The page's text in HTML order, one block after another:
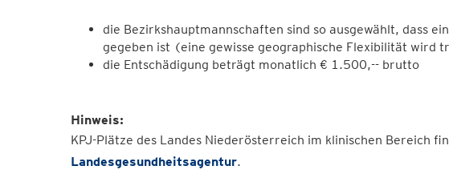
die Bezirkshauptmannschaften sind so ausgewählt, dass
gegeben ist (eine gewisse geographische Flexibilität wird
die Entschädigung beträgt monatlich € 1.500,-- brutto
Hinweis:
KPJ-Plätze des Landes Niederösterreich im klinischen Bereich
Landesgesundheitsagentur.